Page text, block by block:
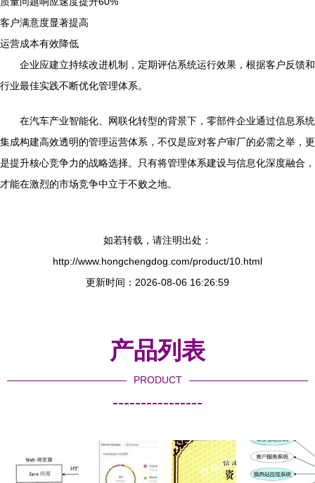
客户满意度显著提高
运营成本有效降低
企业应建立持续改进机制，定期评估系统运行效果，根据客户反馈和
行业最佳实践不断优化管理体系。
在汽车产业智能化、网联化转型的背景下，零部件企业通过信息系统
集成构建高效透明的管理运营体系，不仅是应对客户审厂的必需之举，更
是提升核心竞争力的战略选择。只有将管理体系建设与信息化深度融合，
才能在激烈的市场竞争中立于不败之地。
如若转载，请注明出处：
http://www.hongchengdog.com/product/10.html
更新时间：2026-08-06 16:26:59
产品列表
PRODUCT
----------------